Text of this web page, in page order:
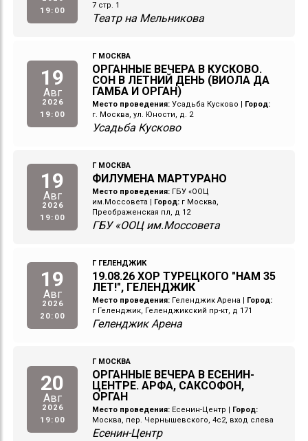
19:00
7 стр. 1
Театр на Мельникова
19
Авг
2026
19:00
Г МОСКВА
ОРГАННЫЕ ВЕЧЕРА В КУСКОВО.
СОН В ЛЕТНИЙ ДЕНЬ (ВИОЛА ДА
ГАМБА И ОРГАН)
Место проведения: Усадьба Кусково
Город:
г. Москва, ул. Юности, д. 2
Усадьба Кусково
19
Авг
2026
19:00
Г МОСКВА
ФИЛУМЕНА МАРТУРАНО
Место проведения: ГБУ «ООЦ
им.Моссовета
Город: г Москва,
Преображенская пл, д 12
ГБУ «ООЦ им.Моссовета
19
Авг
2026
20:00
Г ГЕЛЕНДЖИК
19.08.26 ХОР ТУРЕЦКОГО "НАМ 35
ЛЕТ!", ГЕЛЕНДЖИК
Место проведения: Геленджик Арена
Город:
г Геленджик, Геленджикский пр-кт, д 171
Геленджик Арена
20
Авг
2026
19:00
Г МОСКВА
ОРГАННЫЕ ВЕЧЕРА В ЕСЕНИН-
ЦЕНТРЕ. АРФА, САКСОФОН,
ОРГАН
Место проведения: Есенин-Центр
Город:
Москва, пер. Чернышевского, 4с2, вход слева
Есенин-Центр